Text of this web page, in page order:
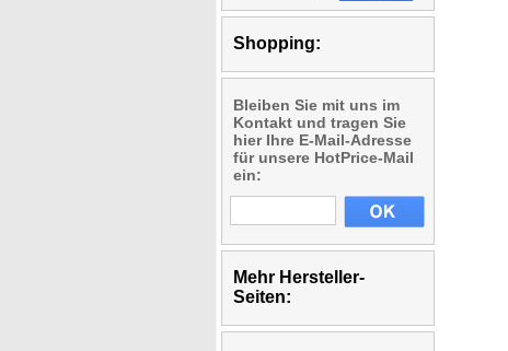
Shopping:
Bleiben Sie mit uns im
Kontakt und tragen Sie
hier Ihre E-Mail-Adresse
für unsere HotPrice-Mail
ein:
Mehr Hersteller-
Seiten: